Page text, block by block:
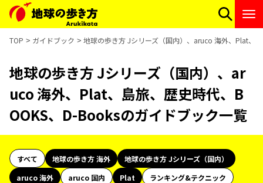
TOP ガイドブック 地球の歩き方 Jシリーズ（国内）、aruco 海外、Plat、
地球の歩き方 Jシリーズ（国内）、ar
uco 海外、Plat、島旅、歴史時代、B
OOKS、D-Booksのガイドブック一覧
すべて 地球の歩き方 海外
地球の歩き方 Jシリーズ（国内）
aruco 海外
aruco 国内 Plat
ランキング&テクニック